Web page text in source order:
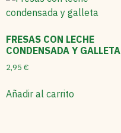
FRESAS CON LECHE
CONDENSADA Y GALLETA
2,95 €
Añadir al carrito